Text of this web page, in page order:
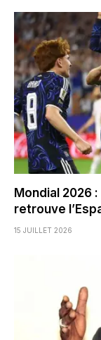
Mondial 2026
retrouve
15 JUILLET 2026